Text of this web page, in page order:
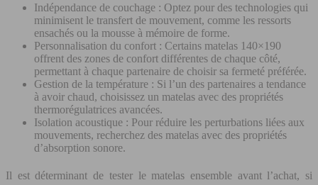
Indépendance de couchage : Optez pour des technologies qui
minimisent le transfert de mouvement, comme les ressorts
ensachés ou la mousse à mémoire de forme.
Personnalisation du confort : Certains matelas 140×190
offrent des zones de confort différentes de chaque côté,
permettant à chaque partenaire de choisir sa fermeté préférée.
Gestion de la température : Si l’un des partenaires a tendance
à avoir chaud, choisissez un matelas avec des propriétés
thermorégulatrices avancées.
Isolation acoustique : Pour réduire les perturbations liées aux
mouvements, recherchez des matelas avec des propriétés
d’absorption sonore.
Il est déterminant de tester le matelas ensemble avant l’achat, si